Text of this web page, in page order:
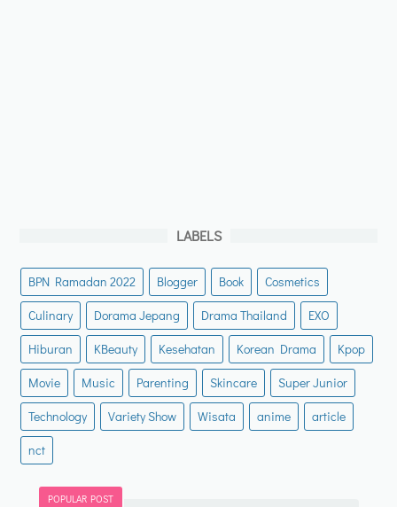
LABELS
BPN Ramadan 2022 Blogger Book
Cosmetics
Culinary
Dorama Jepang Drama Thailand
EXO
Hiburan
KBeauty Kesehatan Korean Drama
Kpop
Movie
Music Parenting Skincare
Super Junior
Technology
Variety Show Wisata anime
article
nct
POPULAR POST